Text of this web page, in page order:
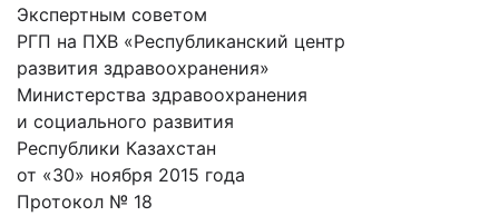
Экспертным советом
РГП на ПХВ «Республиканский центр
развития здравоохранения»
Министерства здравоохранения
и социального развития
Республики Казахстан
от «30» ноября 2015 года
Протокол № 18